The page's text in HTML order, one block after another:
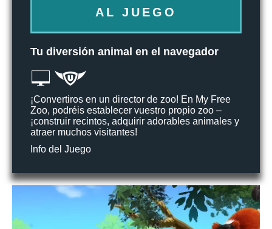
AL JUEGO
Tu diversión animal en el navegador
¡Convertiros en un director de zoo! En My Free
Zoo, podréis establecer vuestro propio zoo –
¡construir recintos, adquirir adorables animales y
atraer muchos visitantes!
Info del Juego